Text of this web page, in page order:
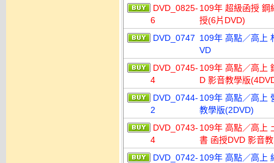
DVD_0825-
6
109年 超級函授 鋼
授(6片DVD)
DVD_0747 109年 高點／高上
VD
DVD_0745-
4
109年 高點／高上
D 影音教學版
DVD_0744-
2
109年 高點／高上
教學版(2DVD)
DVD_0743-
4
109年 高點／高上
書 函授DVD 影音
DVD_0742- 109年 高點／高上